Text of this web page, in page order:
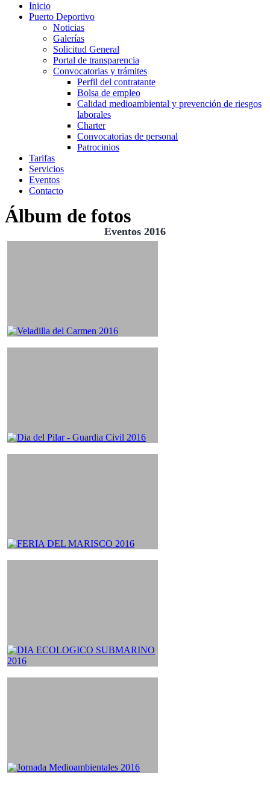
Inicio
Puerto Deportivo
Noticias
Galerías
Solicitud General
Portal de transparencia
Convocatorias y trámites
Perfil del contratante
Bolsa de empleo
Calidad medioambiental y prevención de riesgos
laborales
Charter
Convocatorias de personal
Patrocinios
Tarifas
Servicios
Eventos
Contacto
Álbum de fotos
Eventos 2016